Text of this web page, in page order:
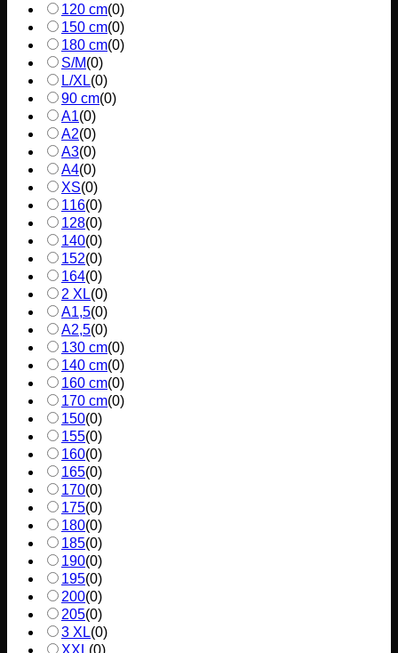
120 cm(0)
150 cm(0)
180 cm(0)
S/M(0)
L/XL(0)
90 cm(0)
A1(0)
A2(0)
A3(0)
A4(0)
XS(0)
116(0)
128(0)
140(0)
152(0)
164(0)
2 XL(0)
A1,5(0)
A2,5(0)
130 cm(0)
140 cm(0)
160 cm(0)
170 cm(0)
150(0)
155(0)
160(0)
165(0)
170(0)
175(0)
180(0)
185(0)
190(0)
195(0)
200(0)
205(0)
3 XL(0)
XXL(0)